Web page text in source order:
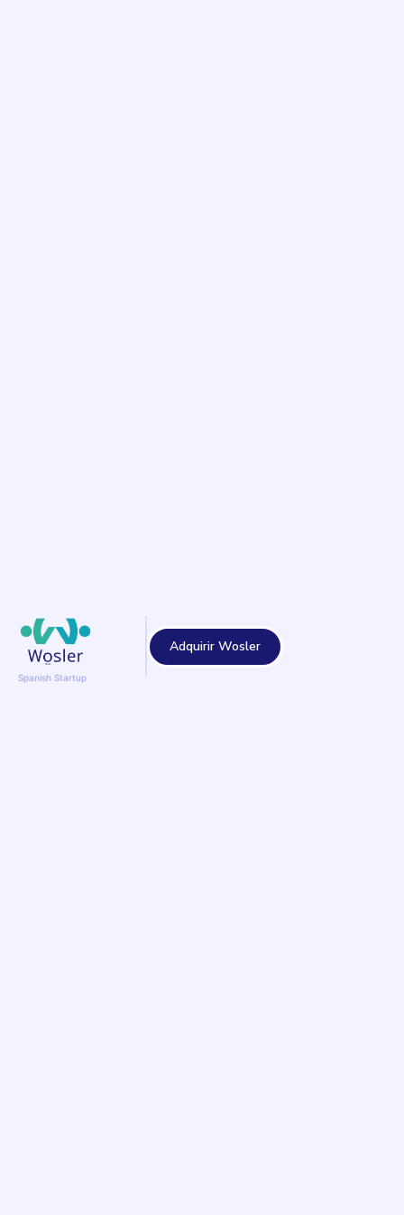
Spanish Startup
Adquirir Wosler